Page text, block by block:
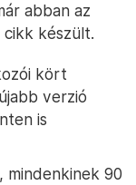
abban az
készült.
kört
verzió
is
90